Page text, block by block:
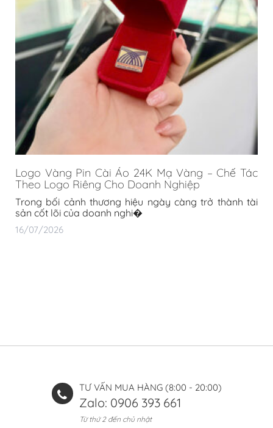
Logo Vàng Pin Cài Áo 24K Mạ Vàng – Chế Tác
Theo Logo Riêng Cho Doanh Nghiệp
Trong bối cảnh thương hiệu ngày càng trở thành tài
sản cốt lõi của doanh nghi�
16/07/2026
TƯ VẤN MUA HÀNG (8:00 - 20:00)
Zalo: 0906 393 661
Từ thứ 2 đến chủ nhật